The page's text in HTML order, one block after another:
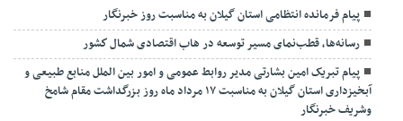
پیام فرمانده انتظامی استان گیلان به مناسبت روز خبرنگار
رسانه‌ها، قطب‌نمای مسیر توسعه در هاب اقتصادی شمال كشور
پیام تبریک امین بشارتی مدیر روابط عمومی و امور بین الملل منابع طبیعی و
آبخیزداری استان گیلان به مناسبت ۱۷ مرداد ماه روز بزرگداشت مقام شامخ
وشریف خبرنگار